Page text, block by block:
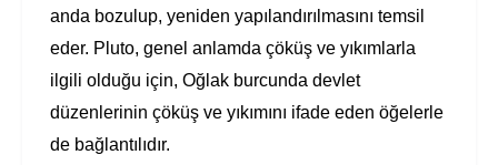
anda bozulup, yeniden yapılandırılmasını temsil
eder. Pluto, genel anlamda çöküş ve yıkımlarla
ilgili olduğu için, Oğlak burcunda devlet
düzenlerinin çöküş ve yıkımını ifade eden öğelerle
de bağlantılıdır.